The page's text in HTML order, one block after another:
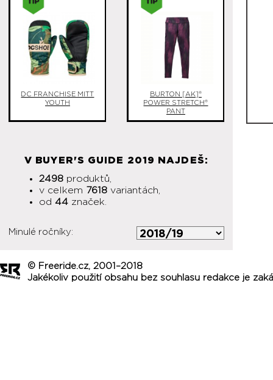
DC FRANCHISE MITT
YOUTH
BURTON [AK]®
POWER STRETCH®
PANT
V BUYER'S GUIDE 2019 NAJDEŠ:
2498 produktů,
v celkem 7618 variantách,
od 44 značek.
Minulé ročníky:
© Freeride.cz, 2001–2018
Jakékoliv použití obsahu bez souhlasu redakce je